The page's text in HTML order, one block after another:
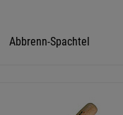
Abbrenn-Spachtel